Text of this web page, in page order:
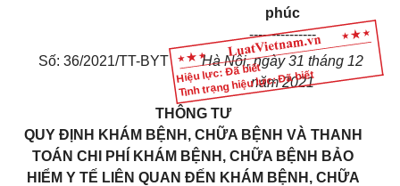
Hiệu lực: Đã biết
Tình trạng hiệu lực: Đã biết
phúc
---------------
Số: 36/2021/TT-BYT
Hà Nội, ngày 31 tháng 12
năm 2021
THÔNG TƯ
QUY ĐỊNH KHÁM BỆNH, CHỮA BỆNH VÀ THANH
TOÁN CHI PHÍ KHÁM BỆNH, CHỮA BỆNH BẢO
HIỂM Y TẾ LIÊN QUAN ĐẾN KHÁM BỆNH, CHỮA